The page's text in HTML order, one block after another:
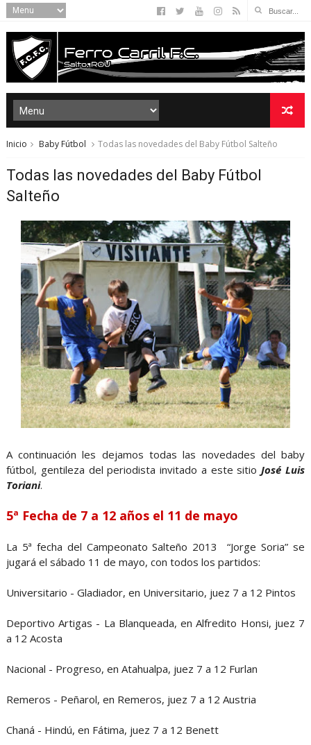
Inicio Baby Fútbol Todas las novedades del Baby Fútbol Salteño
Todas las novedades del Baby Fútbol
Salteño
A continuación les dejamos todas las novedades del baby
fútbol, gentileza del periodista invitado a este sitioJosé Luis
Toriani.
5ª Fecha de 7 a 12 años el 11 de mayo
La 5ª fecha del Campeonato Salteño 2013 “Jorge Soria” se
jugará el sábado 11 de mayo, con todos los partidos:
Universitario - Gladiador, en Universitario, juez 7 a 12 Pintos
Deportivo Artigas - La Blanqueada, en Alfredito Honsi, juez 7
a 12 Acosta
Nacional - Progreso, en Atahualpa, juez 7 a 12 Furlan
Remeros - Peñarol, en Remeros, juez 7 a 12 Austria
Chaná - Hindú, en Fátima, juez 7 a 12 Benett